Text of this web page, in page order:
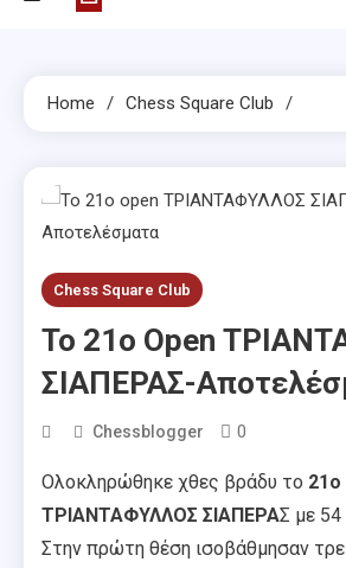
Home Chess Square Club
Chess Square Club
To 21ο Open
ΣΙΑΠΕΡΑΣ-
Chessblogger 0
Ολοκληρώθηκε χθες βράδυ το
ΤΡΙΑΝΤΑΦΥΛΛΟΣ ΣΙΑΠΕΡΑΣ με 54
Στην πρώτη θέση ισοβάθμησαν